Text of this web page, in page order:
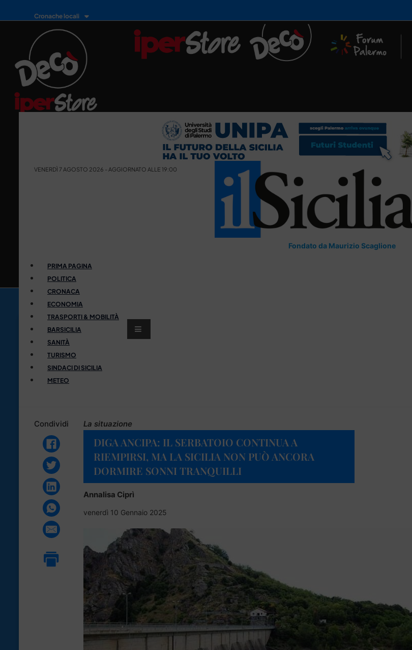
Cronache locali
VENERDÌ 7 AGOSTO 2026 - AGGIORNATO ALLE 19:00
Fondato da Maurizio Scaglione
PRIMA PAGINA
POLITICA
CRONACA
ECONOMIA
TRASPORTI & MOBILITÀ
BARSICILIA
SANITÀ
TURISMO
SINDACI DI SICILIA
METEO
Condividi La situazione
DIGA ANCIPA: IL SERBATOIO CONTINUA A
RIEMPIRSI, MA LA SICILIA NON PUÒ ANCORA
DORMIRE SONNI TRANQUILLI
Annalisa Ciprì
venerdì 10 Gennaio 2025